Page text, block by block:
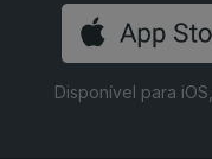
Disponível para